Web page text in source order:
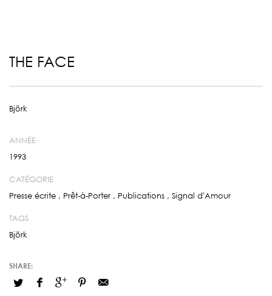
THE FACE
Björk
ANNÉE
1993
CATÉGORIE
Presse écrite , Prêt-à-Porter , Publications , Signal d'Amour
TAGS
Björk